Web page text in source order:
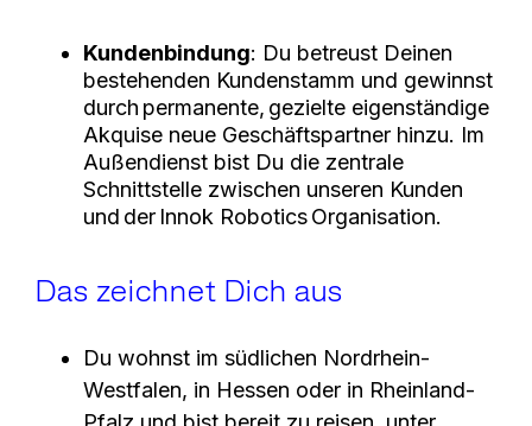
Kundenbindung: Du betreust Deinen
bestehenden Kundenstamm und gewinnst
durch permanente, gezielte eigenständige
Akquise neue Geschäftspartner hinzu. Im
Außendienst bist Du die zentrale
Schnittstelle zwischen unseren Kunden
und der Innok Robotics Organisation.
Das zeichnet Dich aus
Du wohnst im südlichen Nordrhein-
Westfalen, in Hessen oder in Rheinland-